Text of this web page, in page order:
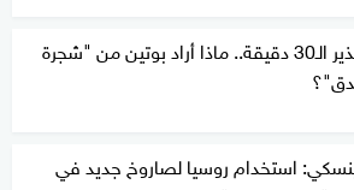
بتحذير الـ30 دقيقة.. ماذا أراد بوتين من "شجرة
استخدام روسيا لصاروخ جديد في